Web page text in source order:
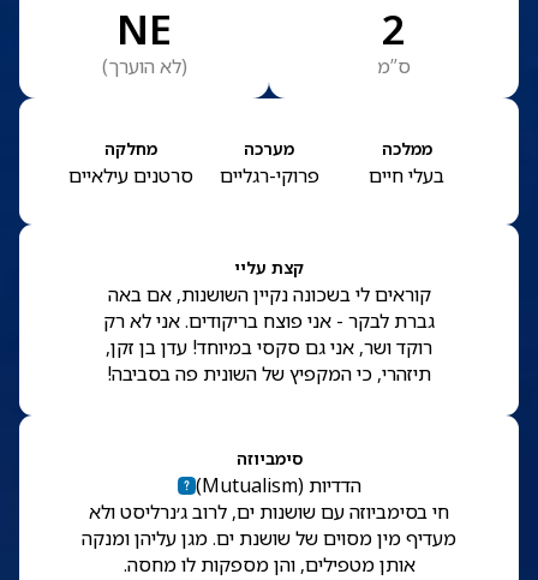
2
ס”מ
NE
(לא הוערך)
ממלכה
בעלי חיים
מערכה
פרוקי-רגליים
מחלקה
סרטנים עילאיים
קצת עליי
קוראים לי בשכונה נקיין השושנות, אם באה
גברת לבקר - אני פוצח בריקודים. אני לא רק
רוקד ושר, אני גם סקסי במיוחד! עדן בן זקן,
תיזהרי, כי המקפיץ של השונית פה בסביבה!
סימביוזה
הדדיות (
Mutualism
)
חי בסימביוזה עם שושנות ים, לרוב ג׳נרליסט ולא
מעדיף מין מסוים של שושנת ים. מגן עליהן ומנקה
אותן מטפילים, והן מספקות לו מחסה.